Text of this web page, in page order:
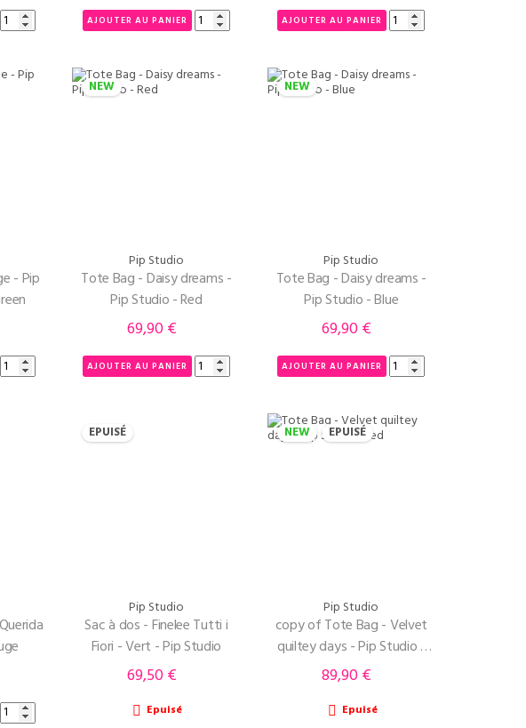
AJOUTER AU PANIER AJOUTER AU PANIER
- Pip
NEW
Pip Studio
Tote Bag - Daisy dreams -
Pip Studio - Red
Prix
69,90 €
AJOUTER AU PANIER
NEW
Pip Studio
Tote Bag - Daisy dreams -
Pip Studio - Blue
Prix
69,90 €
AJOUTER AU PANIER
EPUISÉ
Pip Studio
Sac à dos - Finelee Tutti i
Fiori - Vert - Pip Studio
Prix
69,50 €
 Epuisé
NEW EPUISÉ
Pip Studio
copy of Tote Bag - Velvet
quiltey days - Pip Studio -
red
Prix
89,90 €
 Epuisé